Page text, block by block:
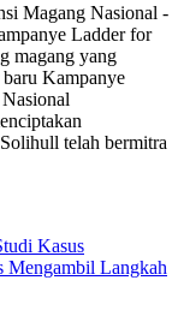
Magang Nasional -
Ladder for
magang yang
Kampanye
telah bermitra
Kasus
Mengambil Langkah